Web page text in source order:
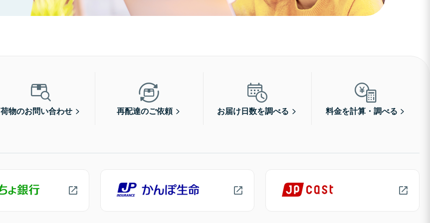
荷物のお問い合わせ 再配達のご依頼 お届け日数を調べる 料金を計算・調べる